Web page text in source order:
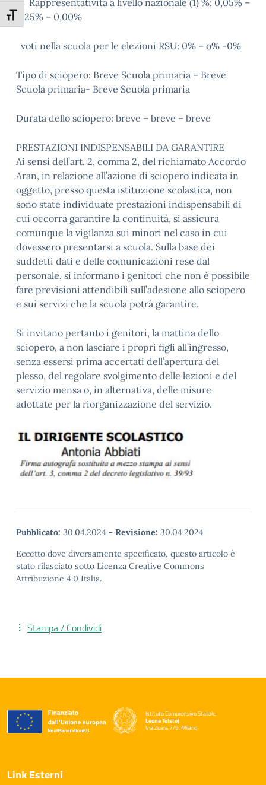
Attiva/disattiva dimensione testo
% Rappresentatività a livello nazionale (1) %: 0,05% –
0.25% – 0,00%
voti nella scuola per le elezioni RSU: 0% – o% -0%
Tipo di sciopero: Breve Scuola primaria – Breve
Scuola primaria- Breve Scuola primaria
Durata dello sciopero: breve – breve – breve
PRESTAZIONI INDISPENSABILI DA GARANTIRE
Ai sensi dell’art. 2, comma 2, del richiamato Accordo
Aran, in relazione all’azione di sciopero indicata in
oggetto, presso questa istituzione scolastica, non
sono state individuate prestazioni indispensabili di
cui occorra garantire la continuità, si assicura
comunque la vigilanza sui minori nel caso in cui
dovessero presentarsi a scuola. Sulla base dei
suddetti dati e delle comunicazioni rese dal
personale, si informano i genitori che non è possibile
fare previsioni attendibili sull’adesione allo sciopero
e sui servizi che la scuola potrà garantire.
Si invitano pertanto i genitori, la mattina dello
sciopero, a non lasciare i propri figli all’ingresso,
senza essersi prima accertati dell’apertura del
plesso, del regolare svolgimento delle lezioni e del
servizio mensa o, in alternativa, delle misure
adottate per la riorganizzazione del servizio.
Pubblicato: 30.04.2024 - Revisione: 30.04.2024
Eccetto dove diversamente specificato, questo articolo è
stato rilasciato sotto Licenza Creative Commons
Attribuzione 4.0 Italia.
Stampa / Condividi
Istituto Comprensivo Statale
Leone Tolstoj
Via Zuara 7/9, Milano
— Visita la pagina iniziale della scuola
Link Esterni